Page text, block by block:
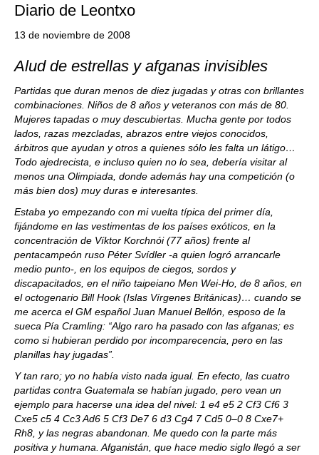
Diario de Leontxo
13 de noviembre de 2008
Alud de estrellas y afganas invisibles
Partidas que duran menos de diez jugadas y otras con brillantes
combinaciones. Niños de 8 años y veteranos con más de 80.
Mujeres tapadas o muy descubiertas. Mucha gente por todos
lados, razas mezcladas, abrazos entre viejos conocidos,
árbitros que ayudan y otros a quienes sólo les falta un látigo…
Todo ajedrecista, e incluso quien no lo sea, debería visitar al
menos una Olimpiada, donde además hay una competición (o
más bien dos) muy duras e interesantes.
Estaba yo empezando con mi vuelta típica del primer día,
fijándome en las vestimentas de los países exóticos, en la
concentración de Víktor Korchnói (77 años) frente al
pentacampeón ruso Péter Svídler -a quien logró arrancarle
medio punto-, en los equipos de ciegos, sordos y
discapacitados, en el niño taipeiano Men Wei-Ho, de 8 años, en
el octogenario Bill Hook (Islas Vírgenes Británicas)… cuando se
me acerca el GM español Juan Manuel Bellón, esposo de la
sueca Pía Cramling: “Algo raro ha pasado con las afganas; es
como si hubieran perdido por incomparecencia, pero en las
planillas hay jugadas”.
Y tan raro; yo no había visto nada igual. En efecto, las cuatro
partidas contra Guatemala se habían jugado, pero vean un
ejemplo para hacerse una idea del nivel: 1 e4 e5 2 Cf3 Cf6 3
Cxe5 c5 4 Cc3 Ad6 5 Cf3 De7 6 d3 Cg4 7 Cd5 0–0 8 Cxe7+
Rh8, y las negras abandonan. Me quedo con la parte más
positiva y humana. Afganistán, que hace medio siglo llegó a ser